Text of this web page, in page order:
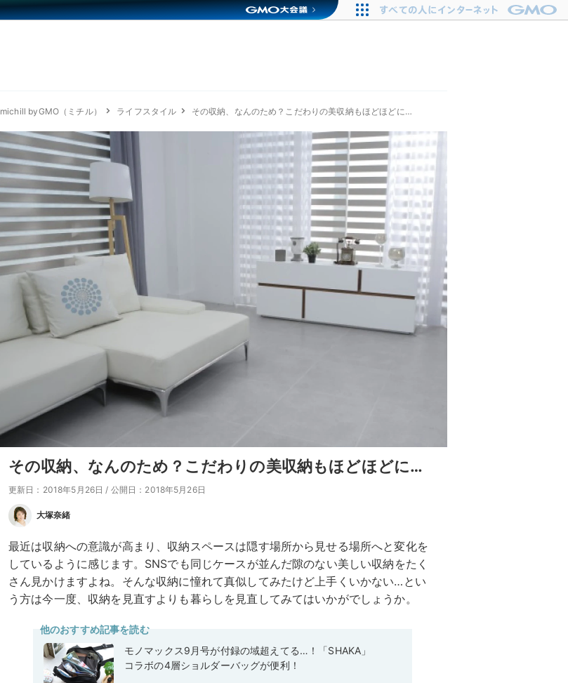
michill byGMO（ミチル） ライフスタイル その収納、なんのため？こだわりの美収納もほどほどに…
その収納、なんのため？こだわりの美収納もほどほどに…
更新日：2018年5月26日 / 公開日：2018年5月26日
大塚奈緒
最近は収納への意識が高まり、収納スペースは隠す場所から見せる場所へと変化を
しているように感じます。SNSでも同じケースが並んだ隙のない美しい収納をたく
さん見かけますよね。そんな収納に憧れて真似してみたけど上手くいかない…とい
う方は今一度、収納を見直すよりも暮らしを見直してみてはいかがでしょうか。
他のおすすめ記事を読む
モノマックス9月号が付録の域超えてる…！「SHAKA」
コラボの4層ショルダーバッグが便利！